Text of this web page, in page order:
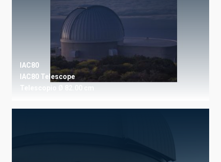
IAC80
IAC80 Telescope
Telescopio Ø 82.00 cm